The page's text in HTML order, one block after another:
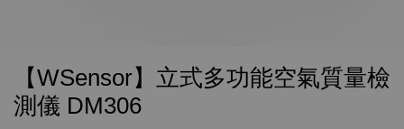
【WSensor】立式多功能空氣質量檢
測儀 DM306